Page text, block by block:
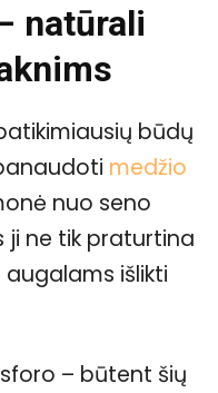
natūrali
būdų
medžio
nuo seno
ji ne tik praturtina
išlikti
– būtent šių